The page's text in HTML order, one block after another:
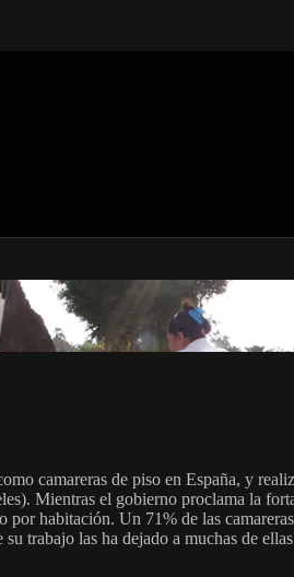
camareras de piso en España, y
Mientras el gobierno proclama la
habitación. Un 71% de las
trabajo las ha dejado a muchas de